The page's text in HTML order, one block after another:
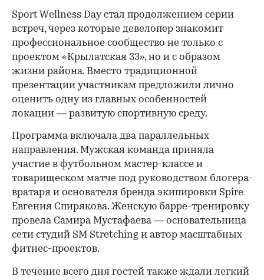
Sport Wellness Day стал продолжением серии
встреч, через которые девелопер знакомит
профессиональное сообщество не только с
проектом «Крылатская 33», но и с образом
жизни района. Вместо традиционной
презентации участникам предложили лично
оценить одну из главных особенностей
локации — развитую спортивную среду.
Программа включала два параллельных
направления. Мужская команда приняла
участие в футбольном мастер-классе и
товарищеском матче под руководством блогера-
вратаря и основателя бренда экипировки Spire
Евгения Спирякова. Женскую барре-тренировку
провела Самира Мустафаева — основательница
сети студий SM Stretching и автор масштабных
фитнес-проектов.
В течение всего дня гостей также ждали легкий